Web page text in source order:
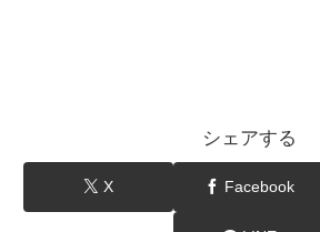
シェアする
X Facebook